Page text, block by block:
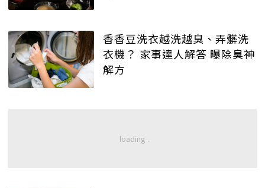
香香豆洗衣越洗越臭、弄髒洗
衣機？ 家事達人解答 曝除臭神
解方